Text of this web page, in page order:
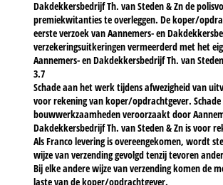
Dakdekkersbedrijf Th. van Steden & Zn de
premiekwitanties te overleggen. De koper/
eerste verzoek van Aannemers- en
verzekeringsuitkeringen vermeerderd met het
Aannemers- en Dakdekkersbedrijf Th. van
3.7
Schade aan het werk tijdens afwezigheid van
voor rekening van koper/opdrachtgever.
bouwwerkzaamheden veroorzaakt door
Dakdekkersbedrijf Th. van Steden & Zn is voor
Als Franco levering is overeengekomen, wordt
wijze van verzending gevolgd tenzij tevoren
Bij elke andere wijze van verzending komen de
laste van de koper/opdrachtgever.